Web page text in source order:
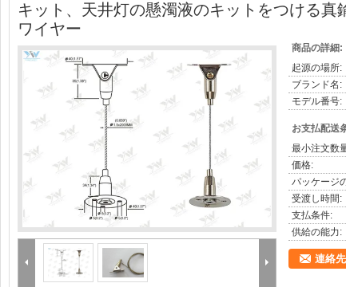
キット、天井灯の懸濁液のキットをつける真
ワイヤー
商品の詳細:
起源の場所:
ブランド名:
モデル番号:
お支払配送
最小注文数
価格:
パッケージ
受渡し時間:
支払条件:
供給の能力:
連絡先